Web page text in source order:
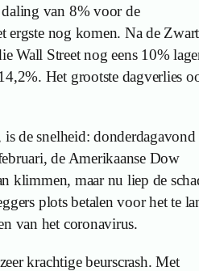
daling van 8% voor de
ergste nog komen. Na de
Wall Street nog eens 10%
Het grootste dagverlies
is de snelheid: donderdagavond
de Amerikaanse Dow
klimmen, maar nu liep de
plots betalen voor het te
van het coronavirus.
krachtige beurscrash. Met